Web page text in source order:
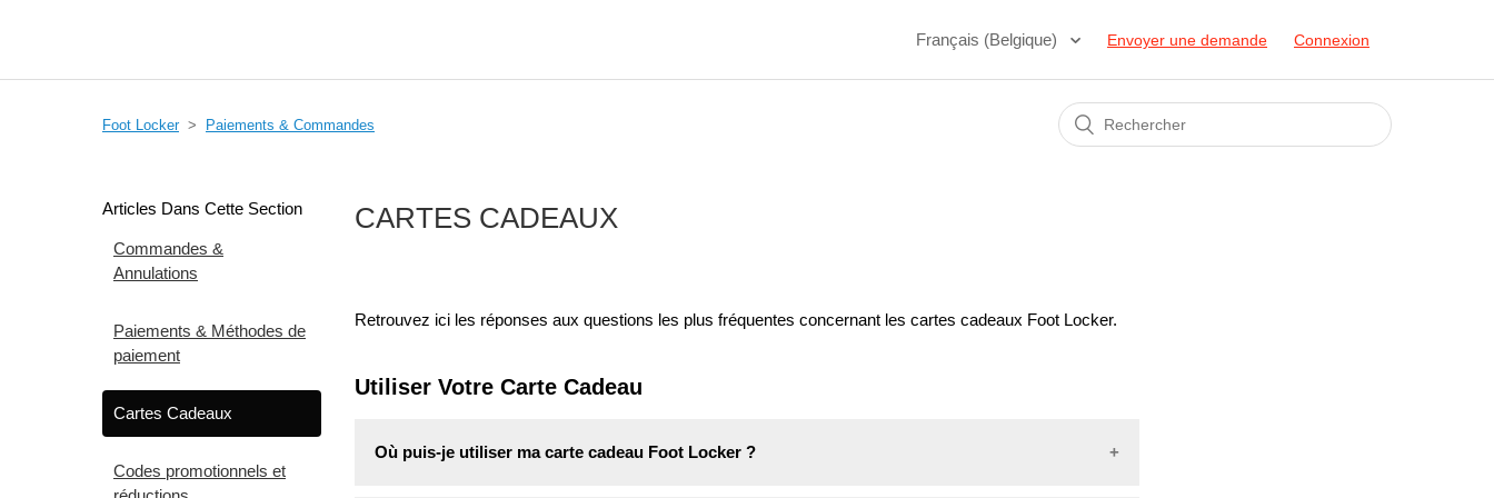
Français (Belgique) Envoyer une demande Connexion
Foot Locker Paiements & Commandes
Articles Dans Cette Section
Commandes &
Annulations
Paiements & Méthodes de
paiement
Cartes Cadeaux
Codes promotionnels et
CARTES CADEAUX
Retrouvez ici les réponses aux questions les plus fréquentes concernant les cartes cadeaux Foot Locker.
Utiliser Votre Carte Cadeau
Où puis‑je utiliser ma carte cadeau Foot Locker ?